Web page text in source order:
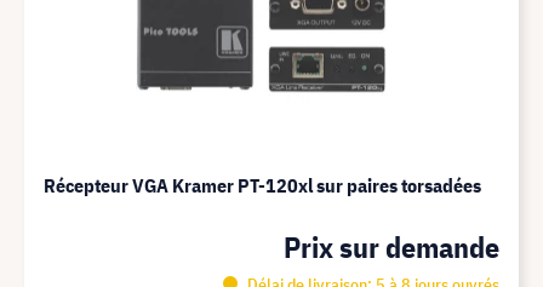
Récepteur VGA Kramer PT-120xl sur paires torsadées
Prix sur demande